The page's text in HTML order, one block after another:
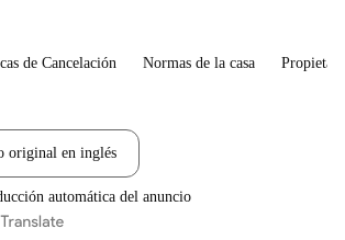
de Cancelación Normas de la casa
original en inglés
automática del anuncio